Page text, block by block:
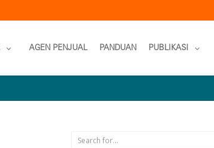
AGEN PENJUAL PANDUAN PUBLIKASI